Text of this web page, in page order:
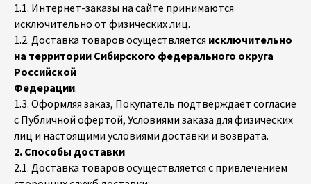
1.1. Интернет-заказы на сайте принимаются
исключительно от физических лиц.
1.2. Доставка товаров осуществляется исключительно
на территории Сибирского федерального округа
Российской
Федерации.
1.3. Оформляя заказ, Покупатель подтверждает согласие
с Публичной офертой, Условиями заказа для физических
лиц и настоящими условиями доставки и возврата.
2. Способы доставки
2.1. Доставка товаров осуществляется с привлечением